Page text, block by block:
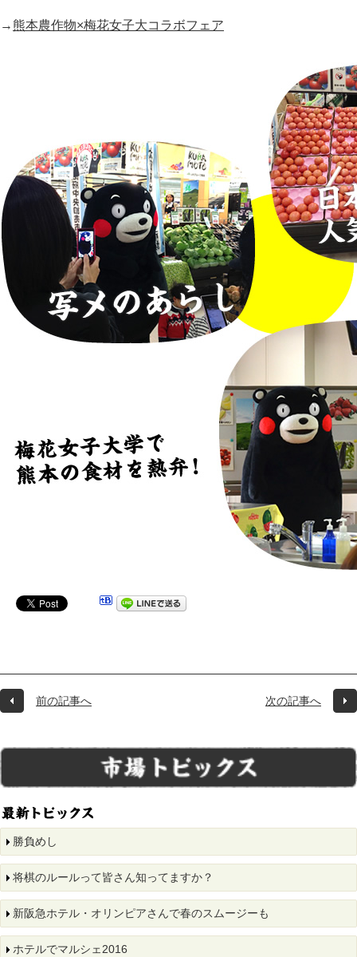
→ 熊本農作物×梅花女子大コラボフェア
前の記事へ 次の記事へ
勝負めし
将棋のルールって皆さん知ってますか？
新阪急ホテル・オリンピアさんで春のスムージーも
ホテルでマルシェ2016